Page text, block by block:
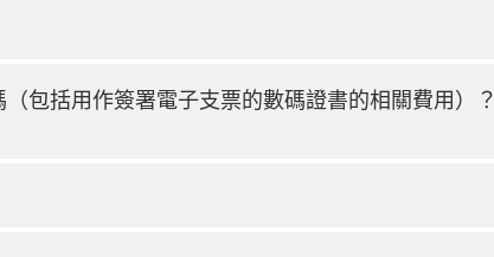
包括用作簽署電子支票的數碼證書的相關費用）？